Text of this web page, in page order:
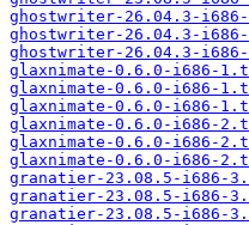
ghostwriter-26.04.3-
ghostwriter-26.04.3-
ghostwriter-26.04.3-
glaxnimate-0.6.0-i686-
glaxnimate-0.6.0-i686-
glaxnimate-0.6.0-i686-
glaxnimate-0.6.0-i686-
glaxnimate-0.6.0-i686-
glaxnimate-0.6.0-i686-
granatier-23.08.5-i686-
granatier-23.08.5-i686-
granatier-23.08.5-i686-